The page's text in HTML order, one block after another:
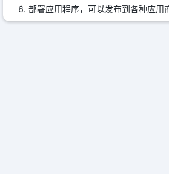
部署应用程序，可以发布到各种应用